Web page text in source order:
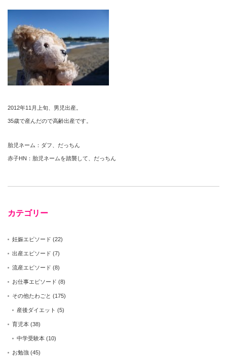
2012年11月上旬、男児出産。
35歳で産んだので高齢出産です。
胎児ネーム：ダフ、だっちん
赤子HN：胎児ネームを踏襲して、だっちん
カテゴリー
妊娠エピソード (22)
出産エピソード (7)
流産エピソード (8)
お仕事エピソード (8)
その他たわごと (175)
産後ダイエット (5)
育児本 (38)
中学受験本 (10)
お勉強 (45)